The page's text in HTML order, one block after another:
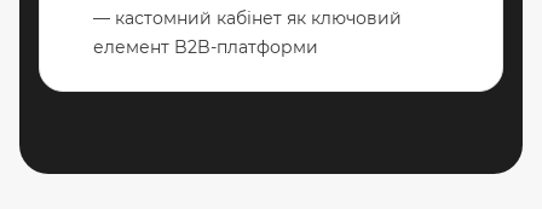
— кастомний кабінет як ключовий
елемент B2B-платформи